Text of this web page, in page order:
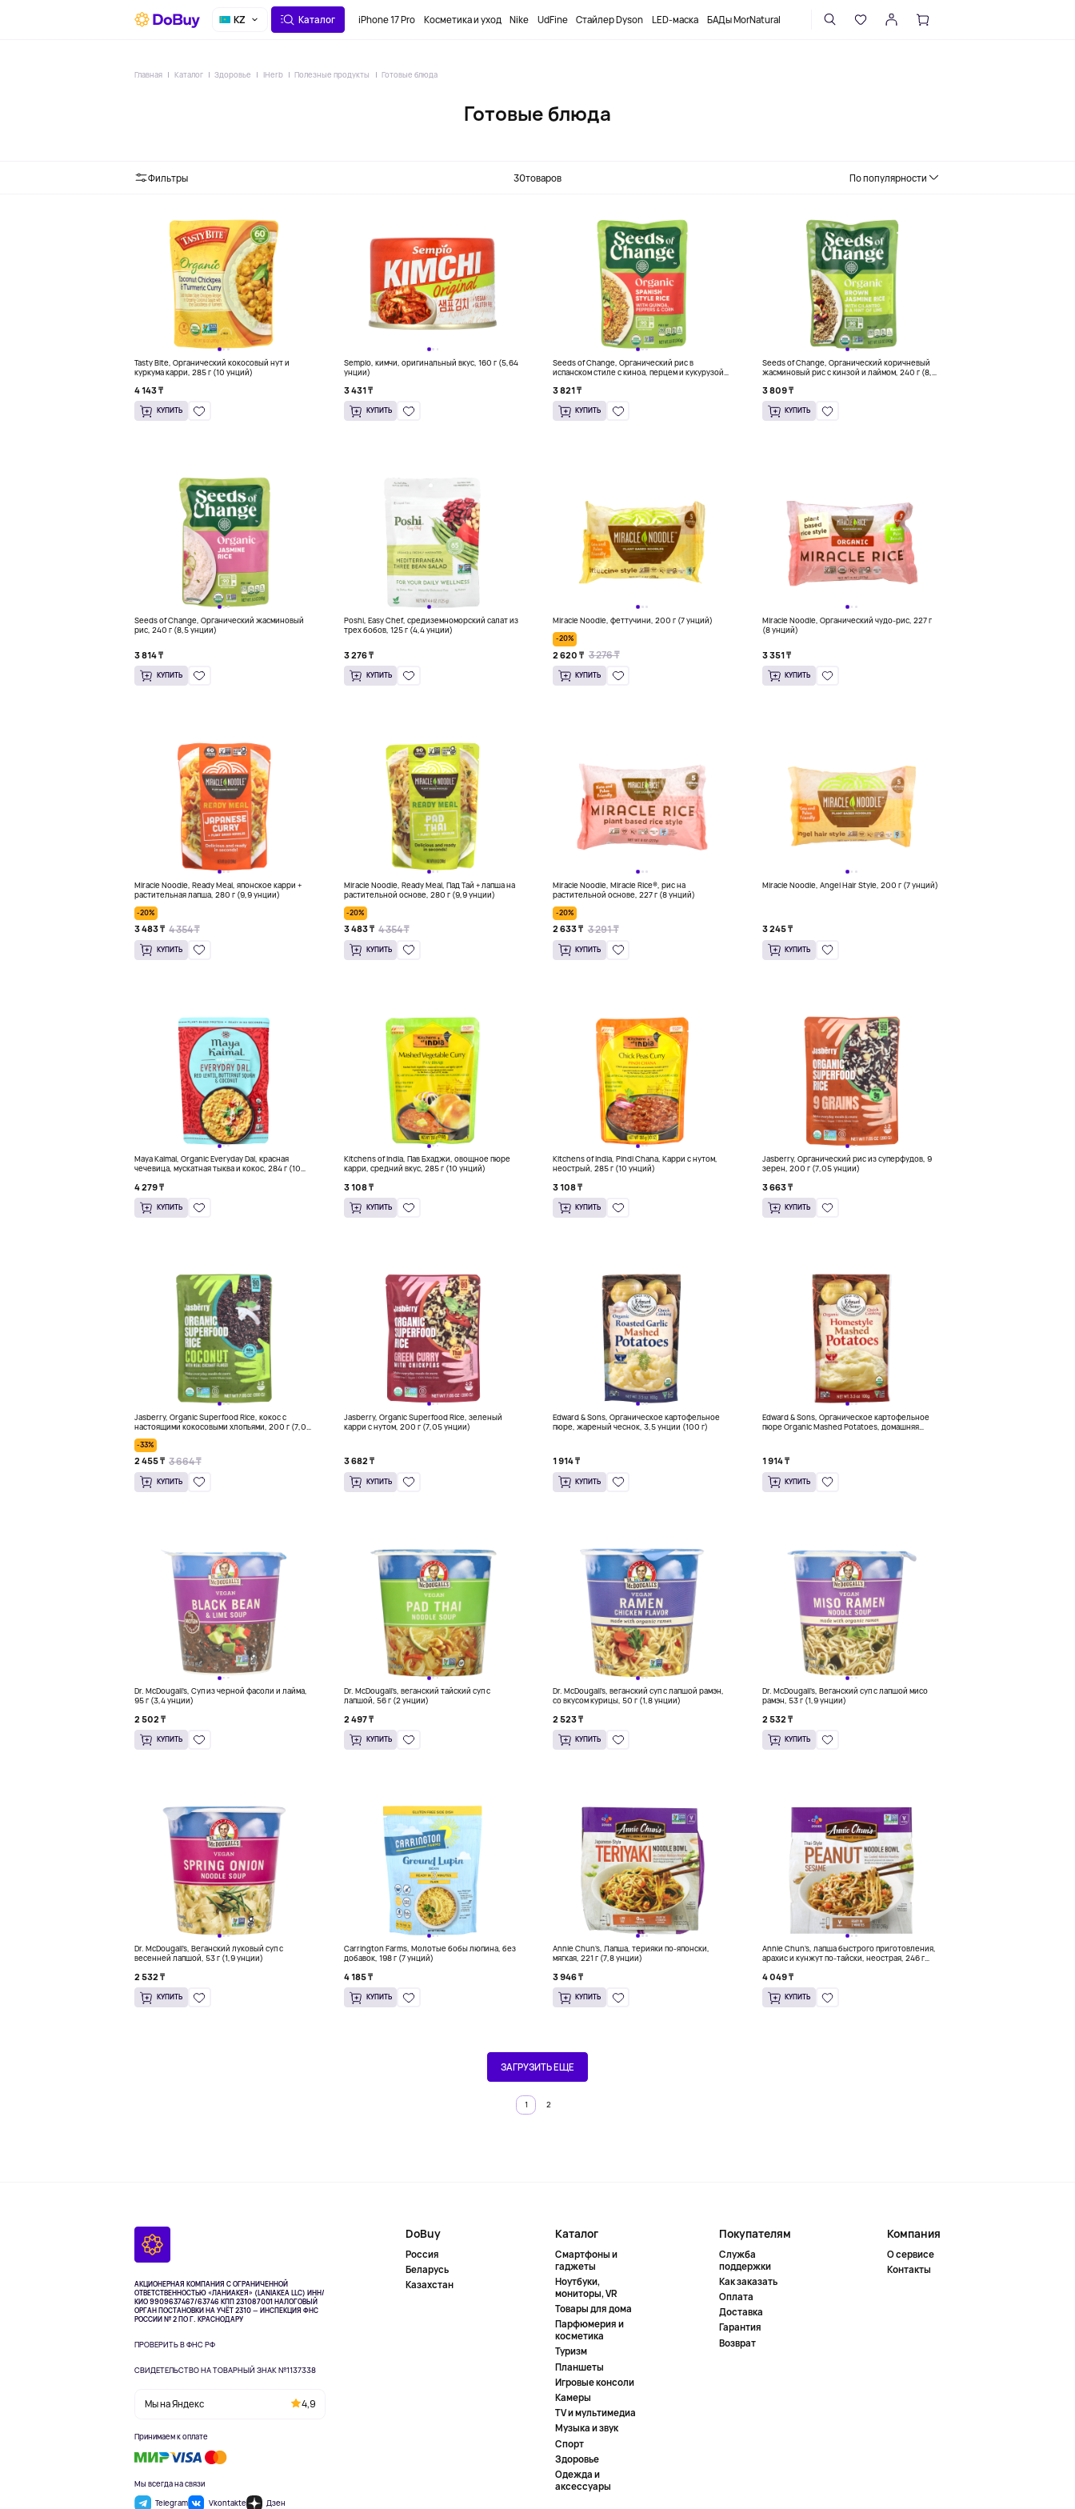
KZ Каталог iPhone 17 Pro Косметика и уход Nike UdFine Стайлер Dyson LED-маска БАДы MorNatural
Главная Каталог Здоровье IHerb Полезные продукты Готовые блюда
Готовые блюда
Фильтры
30товаров По популярности
Tasty Bite, Органический кокосовый нут и
куркума карри, 285 г (10 унций)
4 143 ₸
КУПИТЬ
Sempio, кимчи, оригинальный вкус, 160 г (5,64
унции)
3 431 ₸
КУПИТЬ
Seeds of Change, Органический рис в
испанском стиле с киноа, перцем и кукурузой,
3 821 ₸
КУПИТЬ
Seeds of Change, Органический коричневый
жасминовый рис с кинзой и лаймом, 240 г (8,5
3 809 ₸
КУПИТЬ
Seeds of Change, Органический жасминовый
рис, 240 г (8,5 унции)
3 814 ₸
КУПИТЬ
Poshi, Easy Chef, средиземноморский салат из
трех бобов, 125 г (4,4 унции)
3 276 ₸
КУПИТЬ
Miracle Noodle, феттучини, 200 г (7 унций)
-20%
2 620 ₸ 3 276 ₸
КУПИТЬ
Miracle Noodle, Органический чудо-рис, 227 г
(8 унций)
3 351 ₸
КУПИТЬ
Miracle Noodle, Ready Meal, японское карри +
растительная лапша, 280 г (9,9 унции)
-20%
3 483 ₸ 4 354 ₸
КУПИТЬ
Miracle Noodle, Ready Meal, Пад Тай + лапша на
растительной основе, 280 г (9,9 унции)
-20%
3 483 ₸ 4 354 ₸
КУПИТЬ
Miracle Noodle, Miracle Rice®, рис на
растительной основе, 227 г (8 унций)
-20%
2 633 ₸ 3 291 ₸
КУПИТЬ
Miracle Noodle, Angel Hair Style, 200 г (7 унций)
3 245 ₸
КУПИТЬ
Maya Kaimal, Organic Everyday Dal, красная
чечевица, мускатная тыква и кокос, 284 г (10
4 279 ₸
КУПИТЬ
Kitchens of India, Пав Бхаджи, овощное пюре
карри, средний вкус, 285 г (10 унций)
3 108 ₸
КУПИТЬ
Kitchens of India, Pindi Chana, Карри с нутом,
неострый, 285 г (10 унций)
3 108 ₸
КУПИТЬ
Jasberry, Органический рис из суперфудов, 9
зерен, 200 г (7,05 унции)
3 663 ₸
КУПИТЬ
Jasberry, Organic Superfood Rice, кокос с
настоящими кокосовыми хлопьями, 200 г (7,05
-33%
2 455 ₸ 3 664 ₸
КУПИТЬ
Jasberry, Organic Superfood Rice, зеленый
карри с нутом, 200 г (7,05 унции)
3 682 ₸
КУПИТЬ
Edward & Sons, Органическое картофельное
пюре, жареный чеснок, 3,5 унции (100 г)
1 914 ₸
КУПИТЬ
Edward & Sons, Органическое картофельное
пюре Organic Mashed Potatoes, домашняя
1 914 ₸
КУПИТЬ
Dr. McDougall's, Суп из черной фасоли и лайма,
95 г (3,4 унции)
2 502 ₸
КУПИТЬ
Dr. McDougall's, веганский тайский суп с
лапшой, 56 г (2 унции)
2 497 ₸
КУПИТЬ
Dr. McDougall's, веганский суп с лапшой рамэн,
со вкусом курицы, 50 г (1,8 унции)
2 523 ₸
КУПИТЬ
Dr. McDougall's, Веганский суп с лапшой мисо
рамэн, 53 г (1,9 унции)
2 532 ₸
КУПИТЬ
Dr. McDougall's, Веганский луковый суп с
весенней лапшой, 53 г (1,9 унции)
2 532 ₸
КУПИТЬ
Carrington Farms, Молотые бобы люпина, без
добавок, 198 г (7 унций)
4 185 ₸
КУПИТЬ
Annie Chun's, Лапша, терияки по-японски,
мягкая, 221 г (7,8 унции)
3 946 ₸
КУПИТЬ
Annie Chun's, лапша быстрого приготовления,
арахис и кунжут по-тайски, неострая, 246 г
4 049 ₸
КУПИТЬ
ЗАГРУЗИТЬ ЕЩЕ
1 2
АКЦИОНЕРНАЯ КОМПАНИЯ С ОГРАНИЧЕННОЙ
ОТВЕТСТВЕННОСТЬЮ «ЛАНИАКЕЯ» (LANIAKEA LLC) ИНН/
КИО 9909637467/63746 КПП 231087001НАЛОГОВЫЙ
ОРГАН ПОСТАНОВКИ НА УЧЁТ 2310 — ИНСПЕКЦИЯ ФНС
РОССИИ № 2 ПО Г. КРАСНОДАРУ
ПРОВЕРИТЬ В ФНС РФ
СВИДЕТЕЛЬСТВО НА ТОВАРНЫЙ ЗНАК №1137338
Мы на Яндекс 4,9
Принимаем к оплате
Мы всегда на связи
Telegram
Vkontakte Дзен
DoBuy
Россия
Беларусь
Казахстан
Каталог
Смартфоны и
гаджеты
Ноутбуки,
мониторы, VR
Товары для дома
Парфюмерия и
косметика
Туризм
Планшеты
Игровые консоли
Камеры
TV и мультимедиа
Музыка и звук
Спорт
Здоровье
Одежда и
аксессуары
Покупателям
Служба
поддержки
Как заказать
Оплата
Доставка
Гарантия
Возврат
Компания
О сервисе
Контакты